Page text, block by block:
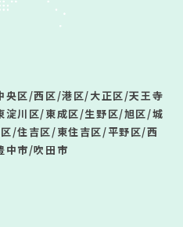
区/西区/港区/大正区/天王寺
川区/東成区/生野区/旭区/城
/住吉区/東住吉区/平野区/西
中市/吹田市